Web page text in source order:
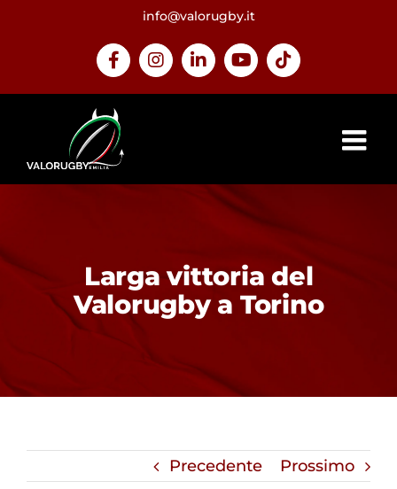
info@valorugby.it
FacebookInstagramLinkedInYouTubeTiktok
Larga vittoria del
Valorugby a Torino
Precedente Prossimo